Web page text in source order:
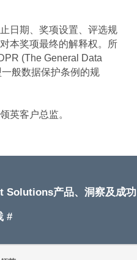
日期、奖项设置、评选规
本奖项最终的解释权。所
(The General Data
般数据保护条例的规
英客户总监。
Solutions产品、洞察及成功
#